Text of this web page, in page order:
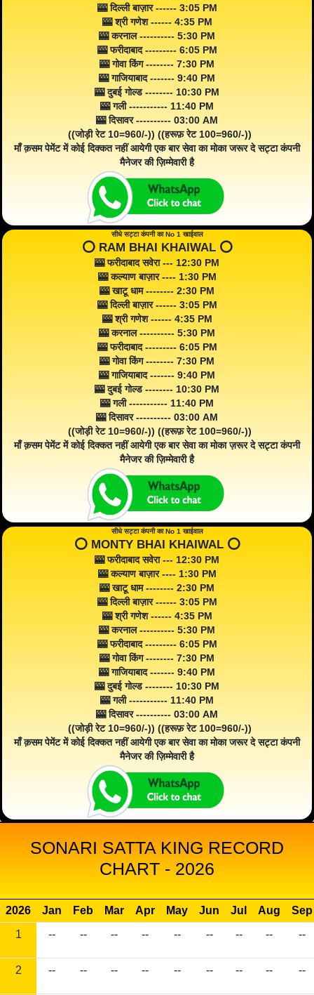
🎰 दिल्ली बाज़ार ------ 3:05 PM
🎰 श्री गणेश ------ 4:35 PM
🎰 करनाल ---------- 5:30 PM
🎰 फरीदाबाद --------- 6:05 PM
🎰 गोवा किंग -------- 7:30 PM
🎰 गाजियाबाद ------- 9:40 PM
🎰 दुबई गोल्ड -------- 10:30 PM
🎰 गली ----------- 11:40 PM
🎰 दिसावर ---------- 03:00 AM
((जोड़ी रेट 10=960/-)) ((हरूफ़ रेट 100=960/-))
माँ क़सम पेमेंट में कोई दिक्कत नहीं आयेगी एक बार सेवा का मोका जरूर दे सट्टा कंपनी
मैनेजर की ज़िम्मेवारी है
सीधे सट्टा कंपनी का No 1 खाईवाल
⭕️ RAM BHAI KHAIWAL ⭕️
🎰 फरीदाबाद सवेरा --- 12:30 PM
🎰 कल्याण बाज़ार ---- 1:30 PM
🎰 खाटू धाम -------- 2:30 PM
🎰 दिल्ली बाज़ार ------ 3:05 PM
🎰 श्री गणेश ------ 4:35 PM
🎰 करनाल ---------- 5:30 PM
🎰 फरीदाबाद --------- 6:05 PM
🎰 गोवा किंग -------- 7:30 PM
🎰 गाजियाबाद ------- 9:40 PM
🎰 दुबई गोल्ड -------- 10:30 PM
🎰 गली ----------- 11:40 PM
🎰 दिसावर ---------- 03:00 AM
((जोड़ी रेट 10=960/-)) ((हरूफ़ रेट 100=960/-))
माँ क़सम पेमेंट में कोई दिक्कत नहीं आयेगी एक बार सेवा का मोका ज़रूर दे सट्टा कंपनी
मैनेजर की ज़िम्मेवारी है
सीधे सट्टा कंपनी का No 1 खाईवाल
⭕️ MONTY BHAI KHAIWAL ⭕️
🎰 फरीदाबाद सवेरा --- 12:30 PM
🎰 कल्याण बाज़ार ---- 1:30 PM
🎰 खाटू धाम -------- 2:30 PM
🎰 दिल्ली बाज़ार ------ 3:05 PM
🎰 श्री गणेश ------ 4:35 PM
🎰 करनाल ---------- 5:30 PM
🎰 फरीदाबाद --------- 6:05 PM
🎰 गोवा किंग -------- 7:30 PM
🎰 गाजियाबाद ------- 9:40 PM
🎰 दुबई गोल्ड -------- 10:30 PM
🎰 गली ----------- 11:40 PM
🎰 दिसावर ---------- 03:00 AM
((जोड़ी रेट 10=960/-)) ((हरूफ़ रेट 100=960/-))
माँ क़सम पेमेंट में कोई दिक्कत नहीं आयेगी एक बार सेवा का मोका जरूर दे सट्टा कंपनी
मैनेजर की ज़िम्मेवारी है
SONARI SATTA KING RECORD
CHART - 2026
2026 Jan Feb Mar Apr May Jun Jul Aug
Sep
1
-- -- -- -- -- -- -- -- --
2 -- -- -- -- -- -- -- -- --